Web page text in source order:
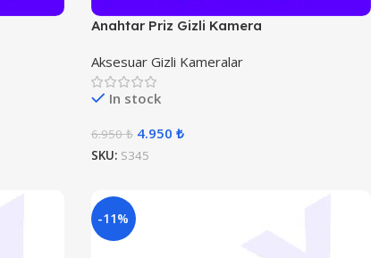
Anahtar Priz Gizli Kamera
Aksesuar Gizli Kameralar
In stock
6.950₺ 4.950 ₺
SKU: S345
-11%